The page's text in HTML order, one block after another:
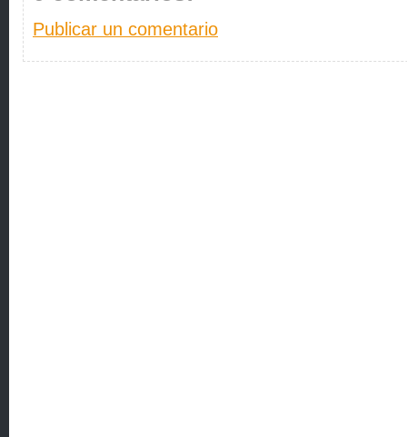
Publicar un comentario